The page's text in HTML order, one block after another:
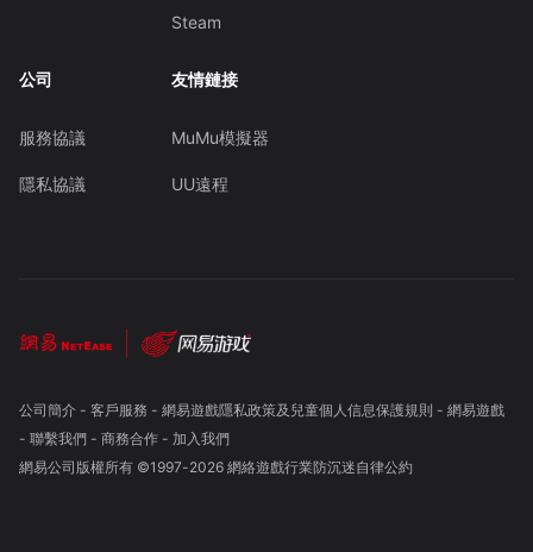
Steam
公司
服務協議
隱私協議
友情鏈接
MuMu模擬器
UU遠程
公司簡介- 客戶服務 - 網易遊戲隱私政策及兒童個人信息保護規則 - 網易遊戲
- 聯繫我們- 商務合作- 加入我們
網易公司版權所有 ©1997-2026 網絡遊戲行業防沉迷自律公約